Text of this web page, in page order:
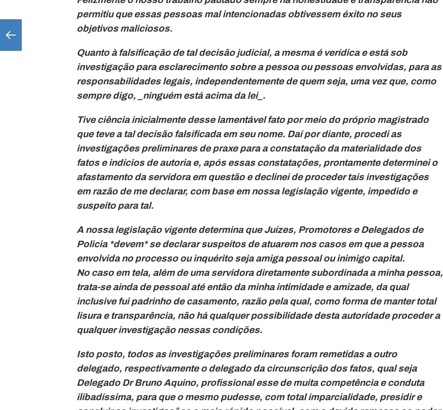
permitiu que essas pessoas mal intencionadas obtivessem éxito no seus
objetivos maliciosos.
Quanto à falsificação de tal decisão judicial, a mesma é verídica e está sob
investigação para esclarecimento sobre a pessoa ou pessoas envolvidas, para as
responsabilidades legais, independentemente de quem seja, uma vez que, como
sempre digo, _ninguém está acima da lei_.
Tive ciência inicialmente desse lamentável fato por meio do próprio magistrado
que teve a tal decisão falsificada em seu nome. Daí por diante, procedi as
investigações preliminares de praxe para a constatação da materialidade dos
fatos e indícios de autoria e, após essas constatações, prontamente determinei o
afastamento da servidora em questão e declinei de proceder tais investigações
em razão de me declarar, com base em nossa legislação vigente, impedido e
suspeito para tal.
A nossa legislação vigente determina que Juízes, Promotores e Delegados de
Policia *devem* se declarar suspeitos de atuarem nos casos em que a pessoa
envolvida no processo ou inquérito seja amiga pessoal ou inimigo capital.
No caso em tela, além de uma servidora diretamente subordinada a minha pessoa,
trata-se ainda de pessoal até então da minha intimidade e amizade, da qual
inclusive fui padrinho de casamento, razão pela qual, como forma de manter total
lisura e transparência, não há qualquer possibilidade desta autoridade proceder a
qualquer investigação nessas condições.
Isto posto, todos as investigações preliminares foram remetidas a outro
delegado, respectivamente o delegado da circunscrição dos fatos, qual seja
Delegado Dr Bruno Aquino, profissional esse de muita competência e conduta
ilibadíssima, para que o mesmo pudesse, com total imparcialidade, presidir e